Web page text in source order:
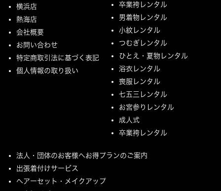
横浜店
熱海店
会社概要
お問い合わせ
特定商取引法に基づく表記
個人情報の取り扱い
卒業袴レンタル
男着物レンタル
小紋レンタル
つむぎレンタル
ひとえ・夏物レンタル
浴衣レンタル
喪服レンタル
七五三レンタル
お宮参りレンタル
成人式
卒業袴レンタル
法人・団体のお客様へお得プランのご案内
出張着付けサービス
ヘアーセット・メイクアップ